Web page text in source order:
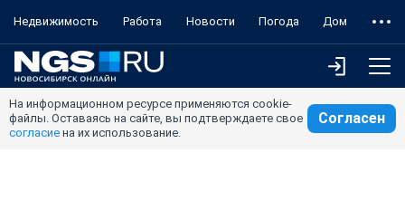
Недвижимость Работа Новости Погода Дом
На информационном ресурсе применяются cookie-
файлы. Оставаясь на сайте, вы подтверждаете свое
согласие на их использование.
Согласен